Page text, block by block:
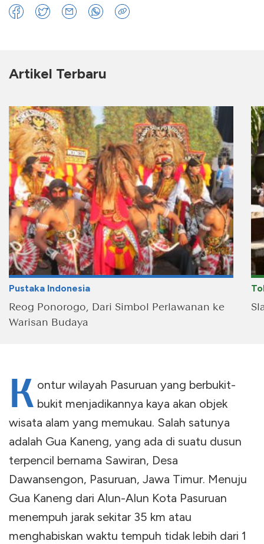
Artikel Terbaru
Pustaka Indonesia
Reog Ponorogo, Dari Simbol Perlawanan ke
Warisan Budaya
K ontur wilayah Pasuruan yang berbukit-
bukit menjadikannya kaya akan objek
wisata alam yang memukau. Salah satunya
adalah Gua Kaneng, yang ada di suatu dusun
terpencil bernama Sawiran, Desa
Dawansengon, Pasuruan, Jawa Timur. Menuju
Gua Kaneng dari Alun-Alun Kota Pasuruan
menempuh jarak sekitar 35 km atau
menghabiskan waktu tempuh tidak lebih dari 1